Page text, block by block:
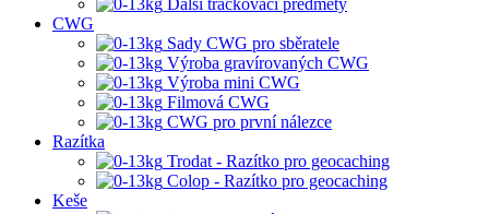
Další trackovací předměty
CWG
Sady CWG pro sběratele
Výroba gravírovaných CWG
Výroba mini CWG
Filmová CWG
CWG pro první nálezce
Razítka
Trodat - Razítko pro geocaching
Colop - Razítko pro geocaching
Keše